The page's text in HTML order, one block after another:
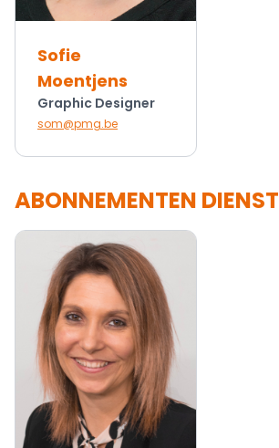
Sofie
Moentjens
Graphic Designer
som@pmg.be
ABONNEMENTEN DIENST